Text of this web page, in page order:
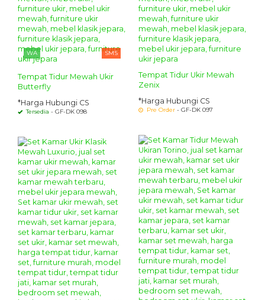
WA SMS
Tempat Tidur Mewah Ukir
Butterfly
*Harga Hubungi CS
Tersedia - GF-DK 098
Tempat Tidur Ukir Mewah
Zenix
*Harga Hubungi CS
Pre Order - GF-DK 097